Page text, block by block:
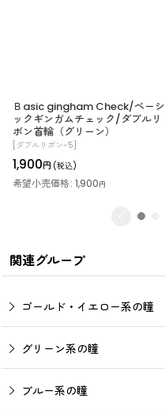
Ｂasic gingham Check/ベーシ
ックギンガムチェック/ダブルリ
ボン首輪（グリーン）
ダブルリボン-5
1,900円 (税込)
希望小売価格: 1,900円
関連グループ
ゴールド・イエロー系の瞳
グリーン系の瞳
ブルー系の瞳